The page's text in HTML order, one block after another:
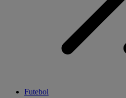
Futebol